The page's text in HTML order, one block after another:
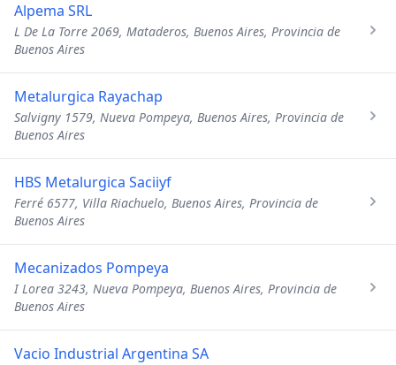
Alpema SRL
L De La Torre 2069, Mataderos, Buenos Aires, Provincia de
Buenos Aires
Metalurgica Rayachap
Salvigny 1579, Nueva Pompeya, Buenos Aires, Provincia de
Buenos Aires
HBS Metalurgica Saciiyf
Ferré 6577, Villa Riachuelo, Buenos Aires, Provincia de
Buenos Aires
Mecanizados Pompeya
I Lorea 3243, Nueva Pompeya, Buenos Aires, Provincia de
Buenos Aires
Vacio Industrial Argentina SA